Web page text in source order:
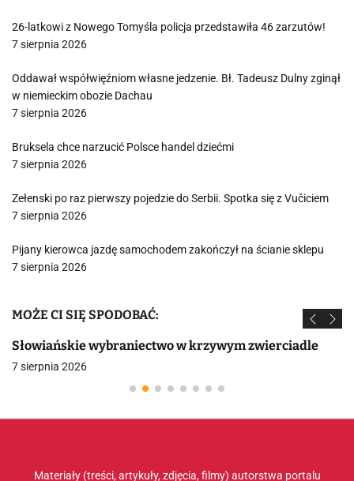
26-latkowi z Nowego Tomyśla policja przedstawiła 46 zarzutów!
7 sierpnia 2026
Oddawał współwięźniom własne jedzenie. Bł. Tadeusz Dulny zginął
w niemieckim obozie Dachau
7 sierpnia 2026
Bruksela chce narzucić Polsce handel dziećmi
7 sierpnia 2026
Zełenski po raz pierwszy pojedzie do Serbii. Spotka się z Vučiciem
7 sierpnia 2026
Pijany kierowca jazdę samochodem zakończył na ścianie sklepu
7 sierpnia 2026
MOŻE CI SIĘ SPODOBAĆ:
Słowiańskie wybraniectwo w krzywym zwierciadle
7 sierpnia 2026
Materiały (treści, artykuły, zdjęcia, filmy) autorstwa portalu